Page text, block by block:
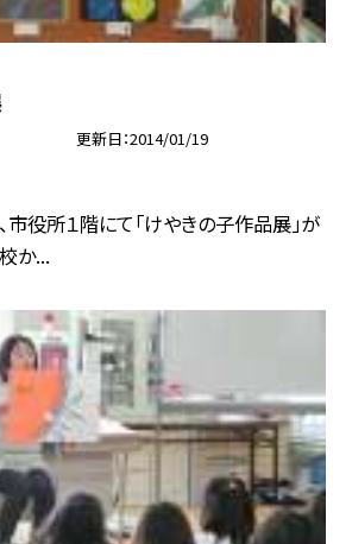
更新日 2014/01/19
、市役所１階にて「けやきの子作品展」が
か...